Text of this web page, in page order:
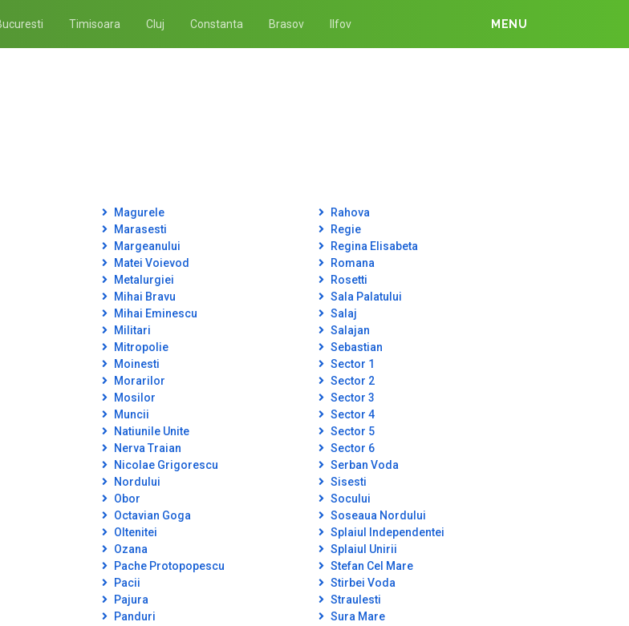
Timisoara Cluj Constanta Brasov Ilfov MENU
Magurele
Marasesti
Margeanului
Matei Voievod
Metalurgiei
Mihai Bravu
Mihai Eminescu
Militari
Mitropolie
Moinesti
Morarilor
Mosilor
Muncii
Natiunile Unite
Nerva Traian
Nicolae Grigorescu
Nordului
Obor
Octavian Goga
Oltenitei
Ozana
Pache Protopopescu
Pacii
Pajura
Panduri
Rahova
Regie
Regina Elisabeta
Romana
Rosetti
Sala Palatului
Salaj
Salajan
Sebastian
Sector 1
Sector 2
Sector 3
Sector 4
Sector 5
Sector 6
Serban Voda
Sisesti
Socului
Soseaua Nordului
Splaiul Independentei
Splaiul Unirii
Stefan Cel Mare
Stirbei Voda
Straulesti
Sura Mare